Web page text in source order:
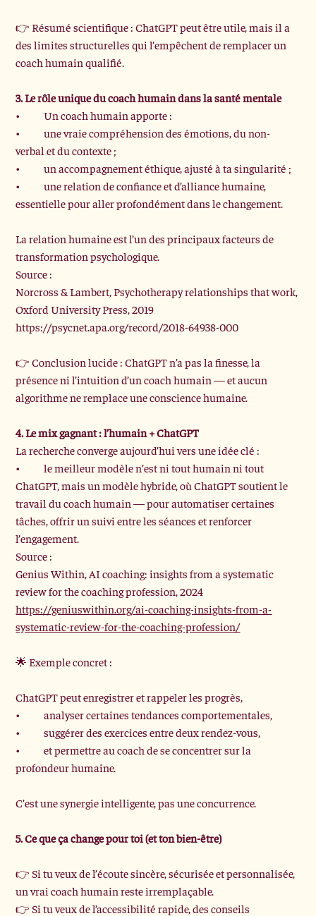
👉 Résumé scientifique : ChatGPT peut être utile, mais il a
des limites structurelles qui l’empêchent de remplacer un
coach humain qualifié.
3. Le rôle unique du coach humain dans la santé mentale
•	Un coach humain apporte :
•	une vraie compréhension des émotions, du non-
verbal et du contexte ;
•	un accompagnement éthique, ajusté à ta singularité ;
•	une relation de confiance et d’alliance humaine,
essentielle pour aller profondément dans le changement.
La relation humaine est l’un des principaux facteurs de
transformation psychologique.
Source :
Norcross & Lambert, Psychotherapy relationships that work,
Oxford University Press, 2019
https://psycnet.apa.org/record/2018-64938-000
👉 Conclusion lucide : ChatGPT n’a pas la finesse, la
présence ni l’intuition d’un coach humain — et aucun
algorithme ne remplace une conscience humaine.
4. Le mix gagnant : l’humain + ChatGPT
La recherche converge aujourd’hui vers une idée clé :
•	le meilleur modèle n’est ni tout humain ni tout
ChatGPT, mais un modèle hybride, où ChatGPT soutient le
travail du coach humain — pour automatiser certaines
tâches, offrir un suivi entre les séances et renforcer
l’engagement.
Source :
Genius Within, AI coaching: insights from a systematic
review for the coaching profession, 2024
https://geniuswithin.org/ai-coaching-insights-from-a-
systematic-review-for-the-coaching-profession/
🌟 Exemple concret :
ChatGPT peut enregistrer et rappeler les progrès,
•	analyser certaines tendances comportementales,
•	suggérer des exercices entre deux rendez-vous,
•	et permettre au coach de se concentrer sur la
profondeur humaine.
C’est une synergie intelligente, pas une concurrence.
5. Ce que ça change pour toi (et ton bien-être)
👉 Si tu veux de l’écoute sincère, sécurisée et personnalisée,
un vrai coach humain reste irremplaçable.
👉 Si tu veux de l’accessibilité rapide, des conseils